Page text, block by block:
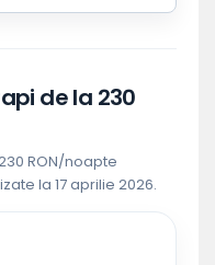
de la 230
RON/noapte
la 17 aprilie 2026.